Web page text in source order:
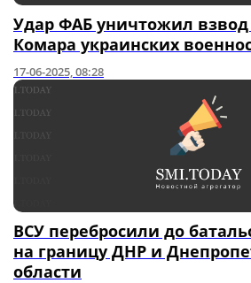
Удар ФАБ уничтожил
Комара украинских
17-06-2025, 08:28
ВСУ перебросили до
на границу ДНР и
области